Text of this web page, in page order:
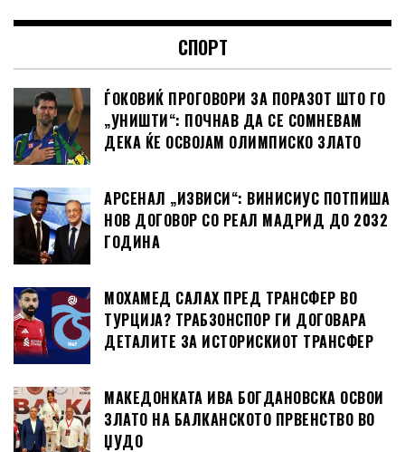
СПОРТ
ЃОКОВИЌ ПРОГОВОРИ ЗА ПОРАЗОТ ШТО ГО
„УНИШТИ“: ПОЧНАВ ДА СЕ СОМНЕВАМ
ДЕКА ЌЕ ОСВОЈАМ ОЛИМПИСКО ЗЛАТО
АРСЕНАЛ „ИЗВИСИ“: ВИНИСИУС ПОТПИША
НОВ ДОГОВОР СО РЕАЛ МАДРИД ДО 2032
ГОДИНА
МОХАМЕД САЛАХ ПРЕД ТРАНСФЕР ВО
ТУРЦИЈА? ТРАБЗОНСПОР ГИ ДОГОВАРА
ДЕТАЛИТЕ ЗА ИСТОРИСКИОТ ТРАНСФЕР
МАКЕДОНКАТА ИВА БОГДАНОВСКА ОСВОИ
ЗЛАТО НА БАЛКАНСКОТО ПРВЕНСТВО ВО
ЏУДО